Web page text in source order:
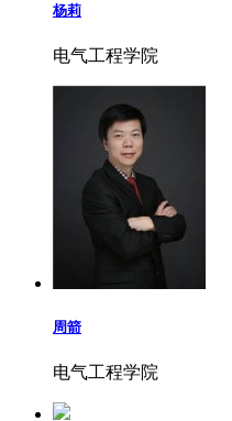
杨莉
电气工程学院
周箭
电气工程学院